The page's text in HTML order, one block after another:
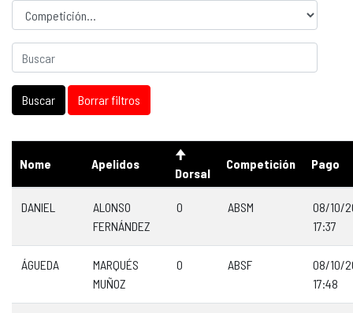
Competicion
Nome Apelidos
Dorsal
Competición Pago
DANIEL
ALONSO
FERNÁNDEZ
0 ABSM
08/10/
17:37
ÁGUEDA
MARQUÉS
MUÑOZ
0 ABSF
08/10/
17:48